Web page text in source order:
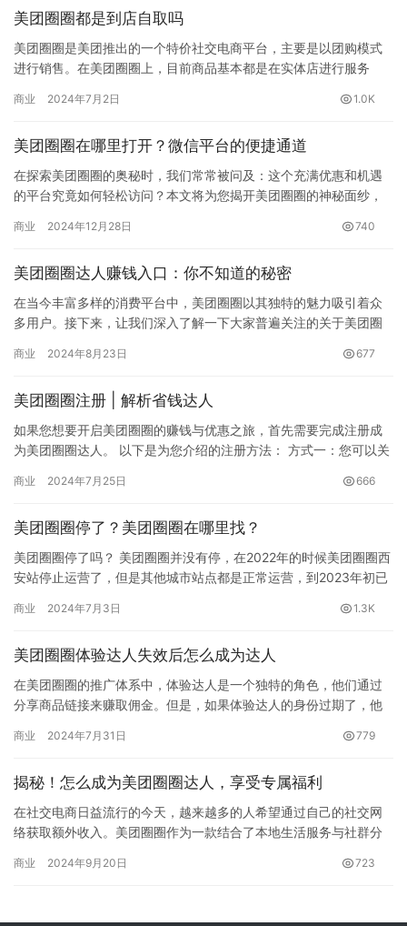
美团圈圈都是到店自取吗
美团圈圈是美团推出的一个特价社交电商平台，主要是以团购模式
进行销售。在美团圈圈上，目前商品基本都是在实体店进行服务
铺或服务…
商业 2024年7月2日 1.0K
美团圈圈在哪里打开？微信平台的便捷通道
在探索美团圈圈的奥秘时，我们常常被问及：这个充满优惠和机遇
的平台究竟如何轻松访问？本文将为您揭开美团圈圈的神秘面纱，
旅程。…
商业 2024年12月28日 740
美团圈圈达人赚钱入口：你不知道的秘密
在当今丰富多样的消费平台中，美团圈圈以其独特的魅力吸引着众
多用户。接下来，让我们深入了解一下大家普遍关注的关于美团圈
城…
商业 2024年8月23日 677
美团圈圈注册 | 解析省钱达人
如果您想要开启美团圈圈的赚钱与优惠之旅，首先需要完成注册成
为美团圈圈达人。 以下是为您介绍的注册方法： 方式一：您可以关
商业 2024年7月25日 666
美团圈圈停了？美团圈圈在哪里找？
美团圈圈停了吗？ 美团圈圈并没有停，在2022年的时候美团圈圈西
安站停止运营了，但是其他城市站点都是正常运营，到2023年初已
商业 2024年7月3日 1.3K
美团圈圈体验达人失效后怎么成为达人
在美团圈圈的推广体系中，体验达人是一个独特的角色，他们通过
分享商品链接来赚取佣金。但是，如果体验达人的身份过期了，他
指南。…
商业 2024年7月31日 779
揭秘！怎么成为美团圈圈达人，享受专属福利
在社交电商日益流行的今天，越来越多的人希望通过自己的社交网
络获取额外收入。美团圈圈作为一款结合了本地生活服务与社群分
过分享…
商业 2024年9月20日 723